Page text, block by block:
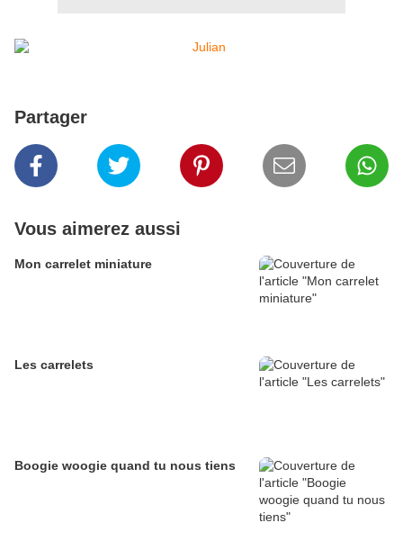
Partager
Vous aimerez aussi
Mon carrelet miniature
Les carrelets
Boogie woogie quand tu nous tiens